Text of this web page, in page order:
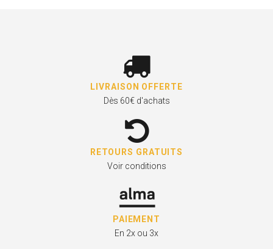
LIVRAISON OFFERTE
Dès 60€ d'achats
RETOURS GRATUITS
Voir conditions
PAIEMENT
En 2x ou 3x